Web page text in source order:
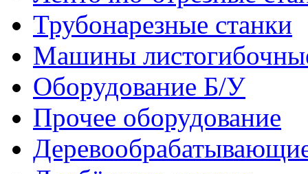
Трубонарезные станки
Машины
Оборудование Б/У
Прочее оборудование